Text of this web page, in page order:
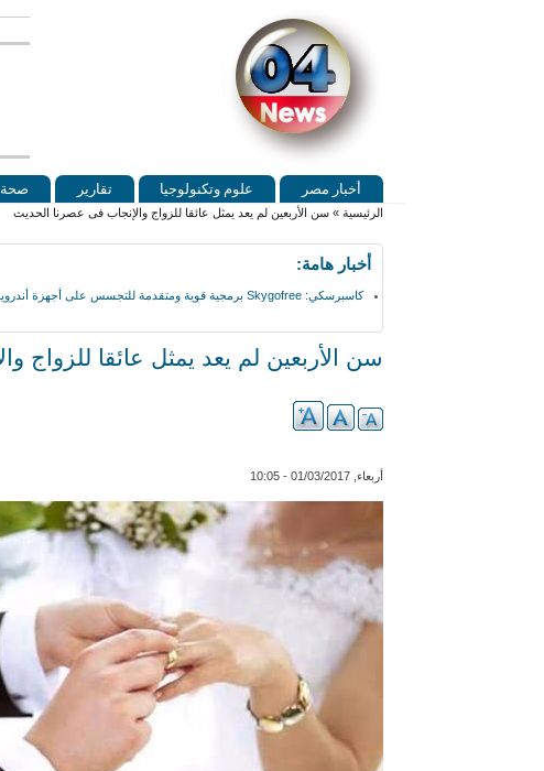
القائمة الرئيسية
أخبار مصر علوم وتكنولوجيا تقارير
أنت هناالرئيسية» سن الأربعين لم يعد يمثل عائقا للزواج والإنجاب فى عصرنا الحديث
أخبار هامة:
كاسبرسكي: Skygofree برمجية قوية ومتقدمة للتجسس على أجهزة أندرويد
سن الأربعين لم يعد يمثل عائقا للزواج
أربعاء, 01/03/2017 - 10:05